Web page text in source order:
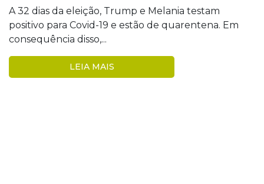
A 32 dias da eleição, Trump e Melania testam
positivo para Covid-19 e estão de quarentena. Em
consequência disso,...
LEIA MAIS